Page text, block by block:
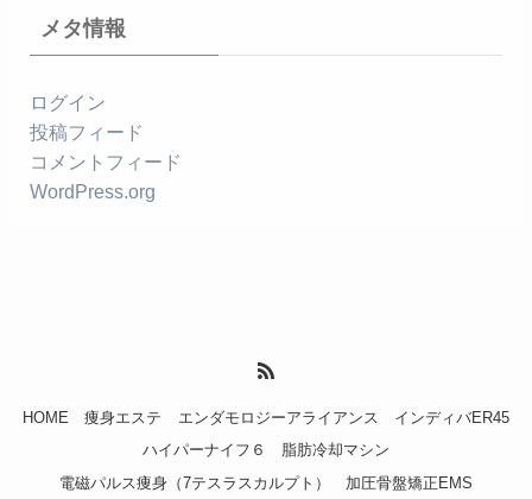
メタ情報
ログイン
投稿フィード
コメントフィード
WordPress.org
HOME 痩身エステ エンダモロジーアライアンス
インディバER45
ハイパーナイフ６
脂肪冷却マシン
電磁パルス痩身（7テスラスカルプト）
加圧骨盤矯正EMS